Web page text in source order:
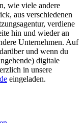
wie viele andere
aus verschiedenen
verdiene
hin und wieder an
Unternehmen. Auf
und wenn du
digitale
in unsere
eingeladen.